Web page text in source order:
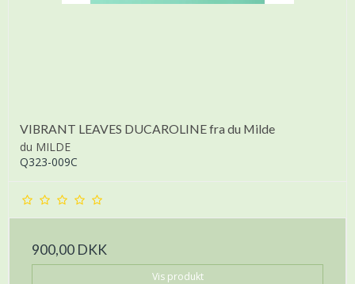
VIBRANT LEAVES DUCAROLINE fra du Milde
du MILDE
Q323-009C
900,00 DKK
Vis produkt